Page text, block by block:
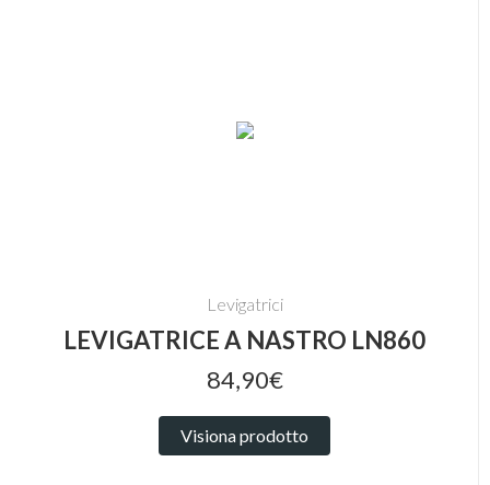
Levigatrici
LEVIGATRICE A NASTRO LN860
84,90€
Visiona prodotto